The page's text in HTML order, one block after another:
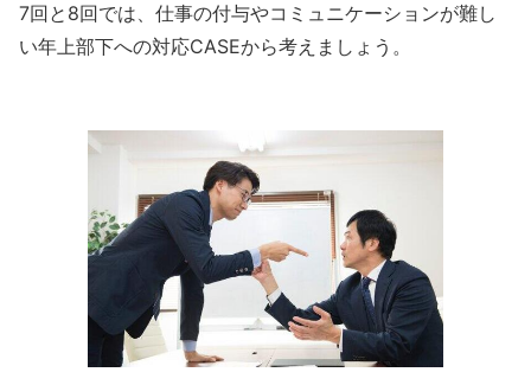
7回と8回では、仕事の付与やコミュニケーションが難し
い年上部下への対応CASEから考えましょう。